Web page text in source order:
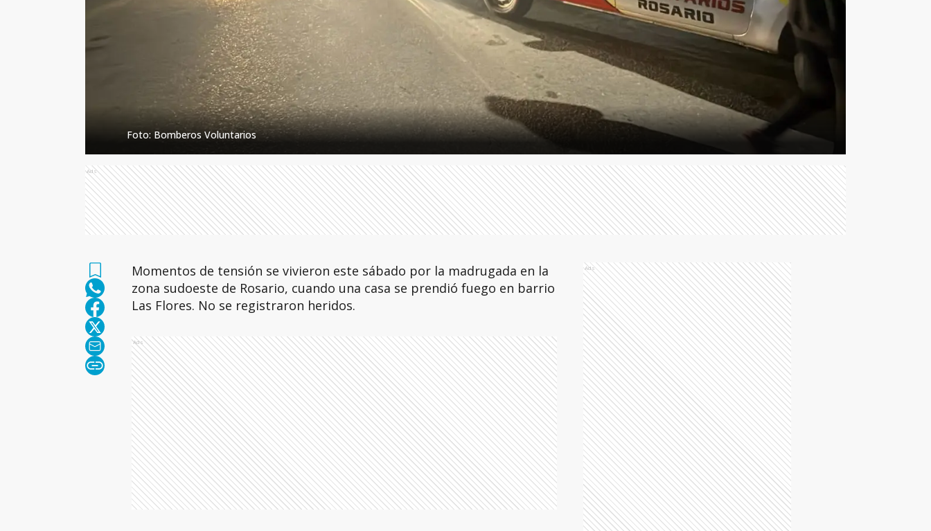
Foto: Bomberos Voluntarios
Ads
Momentos de tensión se vivieron este sábado por la madrugada en la
zona sudoeste de Rosario, cuando una casa se prendió fuego en barrio
Las Flores. No se registraron heridos.
Ads
Ads